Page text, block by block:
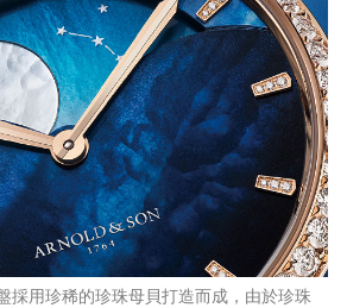
採用珍稀的珍珠母貝打造而成，由於珍珠